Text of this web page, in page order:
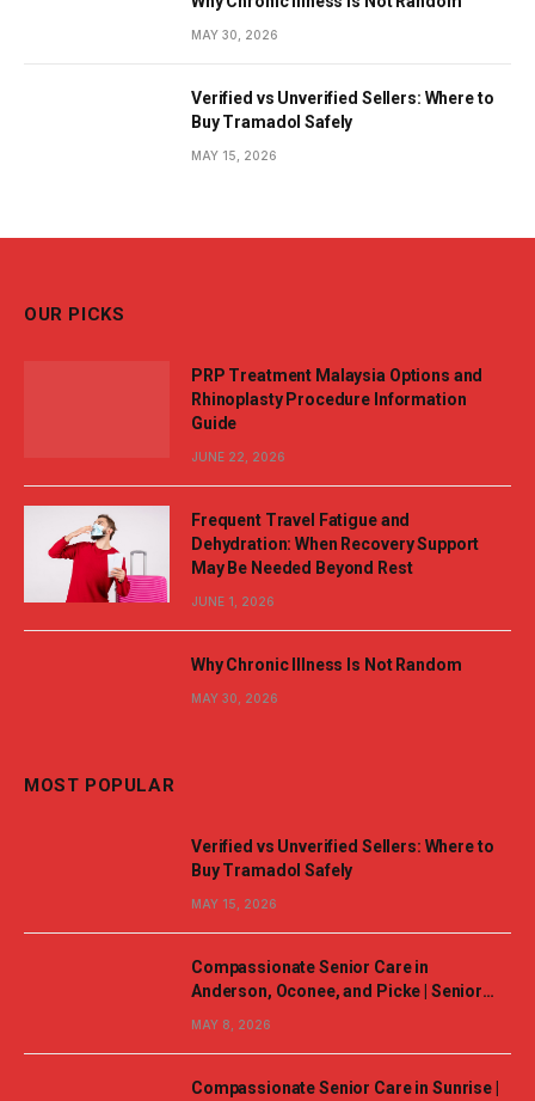
MAY 30, 2026
Verified vs Unverified Sellers: Where to
Buy Tramadol Safely
MAY 15, 2026
OUR PICKS
PRP Treatment Malaysia Options and
Rhinoplasty Procedure Information
Guide
JUNE 22, 2026
Frequent Travel Fatigue and
Dehydration: When Recovery Support
May Be Needed Beyond Rest
JUNE 1, 2026
Why Chronic Illness Is Not Random
MAY 30, 2026
MOST POPULAR
Verified vs Unverified Sellers: Where to
Buy Tramadol Safely
MAY 15, 2026
Compassionate Senior Care in
Anderson, Oconee, and Picke | Senior
MAY 8, 2026
Compassionate Senior Care in Sunrise |